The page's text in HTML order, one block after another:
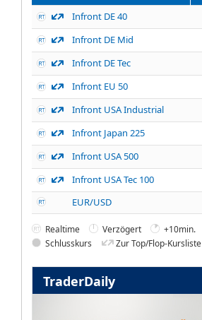
Infront DE 40
Infront DE Mid
Infront DE Tec
Infront EU 50
Infront USA Industrial
Infront Japan 225
Infront USA 500
Infront USA Tec 100
EUR/USD
Realtime Verzögert +10min.
Schlusskurs
Zur Top/Flop-Kursliste
TraderDaily